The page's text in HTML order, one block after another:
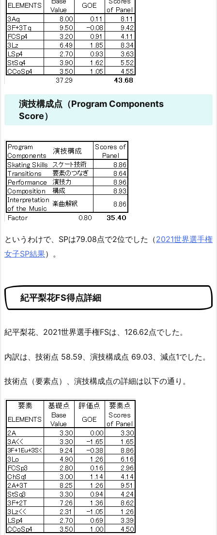
演技構成点（Program Components
Score）
というわけで、SPは79.08点で2位でした（2021世界選手権
女子SP結果）。
紀平梨花FS得点詳細
紀平梨花、2021世界選手権FSは、126.62点でした。
内訳は、技術点 58.59、演技構成点 69.03、減点1でした。
技術点（要素点）、演技構成点の詳細は以下の通り。